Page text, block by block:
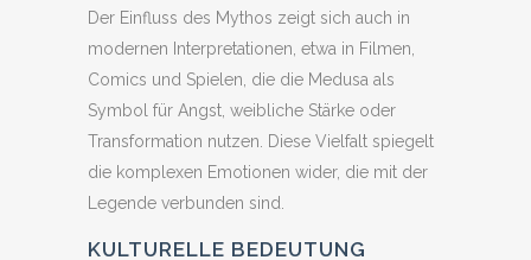
Der Einfluss des Mythos zeigt sich auch in
modernen Interpretationen, etwa in Filmen,
Comics und Spielen, die die Medusa als
Symbol für Angst, weibliche Stärke oder
Transformation nutzen. Diese Vielfalt spiegelt
die komplexen Emotionen wider, die mit der
Legende verbunden sind.
KULTURELLE BEDEUTUNG